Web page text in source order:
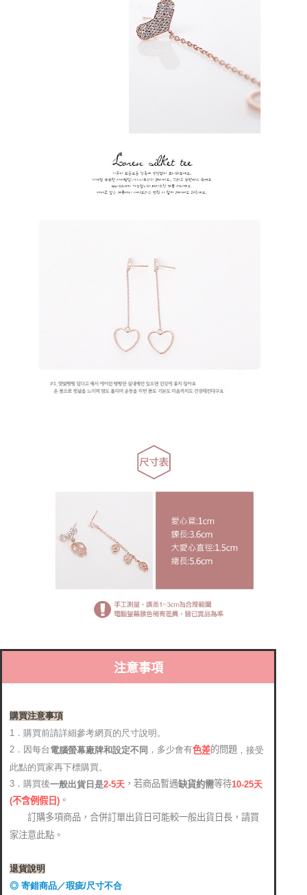
注意事項
購買注意事項
1．購買前請詳細參考網頁的尺寸說明。
2．因每台電腦螢幕廠牌和設定不同 ，多少會有色差的問題 ，接受
此點的買家再下標購買。
3．購買後一般出貨日是2-5天 ，若商品暫遇缺貨約需等待10-25天
(不含例假日) 。
訂購多項商品，合併訂單出貨日可能較一般出貨日長，請買
家注意此點。
退貨說明
◎ 寄錯商品／瑕疵/尺寸不合